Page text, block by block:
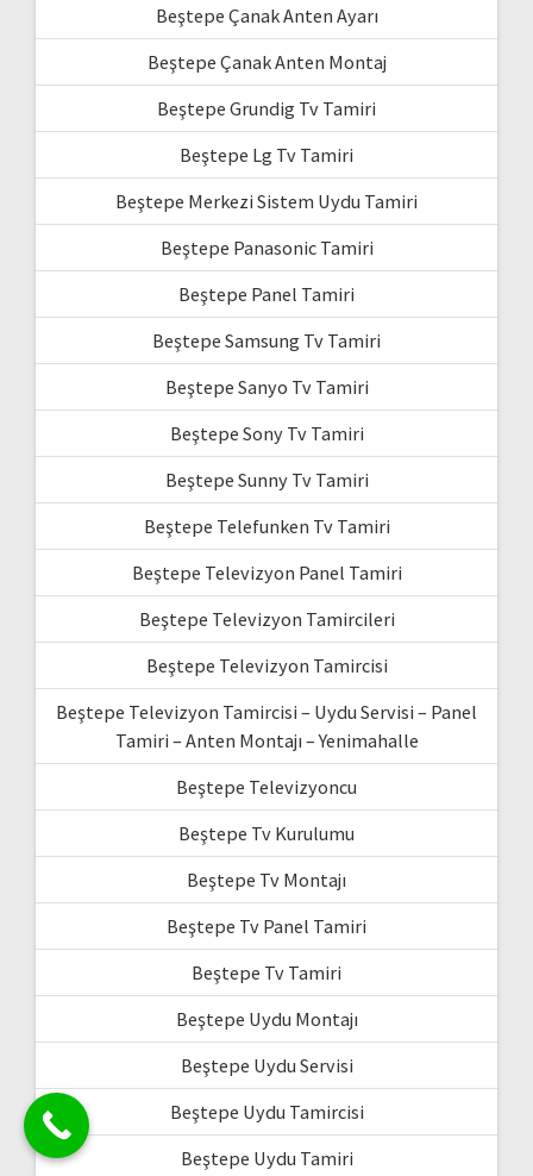
Beştepe Çanak Anten Ayarı
Beştepe Çanak Anten Montaj
Beştepe Grundig Tv Tamiri
Beştepe Lg Tv Tamiri
Beştepe Merkezi Sistem Uydu Tamiri
Beştepe Panasonic Tamiri
Beştepe Panel Tamiri
Beştepe Samsung Tv Tamiri
Beştepe Sanyo Tv Tamiri
Beştepe Sony Tv Tamiri
Beştepe Sunny Tv Tamiri
Beştepe Telefunken Tv Tamiri
Beştepe Televizyon Panel Tamiri
Beştepe Televizyon Tamircileri
Beştepe Televizyon Tamircisi
Beştepe Televizyon Tamircisi – Uydu Servisi – Panel
Tamiri – Anten Montajı – Yenimahalle
Beştepe Televizyoncu
Beştepe Tv Kurulumu
Beştepe Tv Montajı
Beştepe Tv Panel Tamiri
Beştepe Tv Tamiri
Beştepe Uydu Montajı
Beştepe Uydu Servisi
Beştepe Uydu Tamircisi
Beştepe Uydu Tamiri